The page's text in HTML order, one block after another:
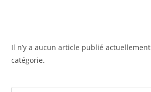
Il n’y a aucun article publié
catégorie.